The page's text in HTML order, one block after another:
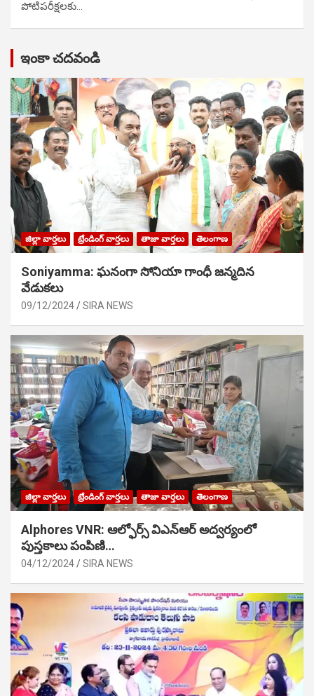
పోటిప‌రీక్ష‌ల‌కు…
ఇంకా చదవండి
జిల్లా వార్తలు ట్రేండింగ్ వార్తలు తాజా వార్తలు తెలంగాణ
Soniyamma: ఘ‌నంగా సోనియా గాంధీ జ‌న్మ‌దిన
వేడుక‌లు
09/12/2024 SIRA NEWS
జిల్లా వార్తలు ట్రేండింగ్ వార్తలు తాజా వార్తలు తెలంగాణ
Alphores VNR: ఆల్ఫోర్స్ విఎన్ఆర్ అద్వర్యంలో
పుస్తకాలు పంపిణి…
04/12/2024 SIRA NEWS